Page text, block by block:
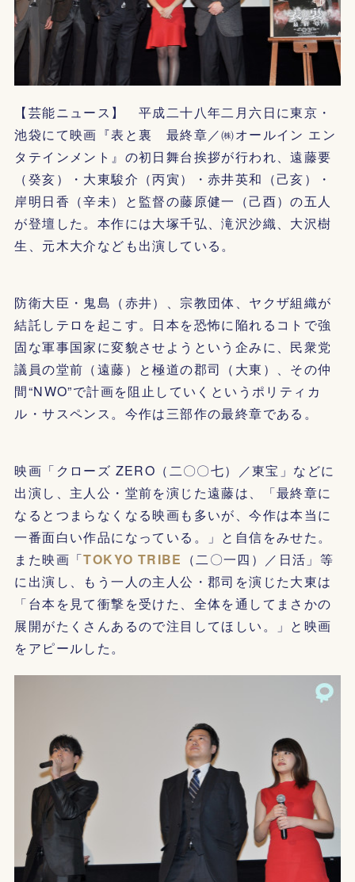
【芸能ニュース】 平成二十八年二月六日に東京・
池袋にて映画『表と裏 最終章／㈱オールイン エン
タテインメント』の初日舞台挨拶が行われ、遠藤要
（癸亥）・大東駿介（丙寅）・赤井英和（己亥）・
岸明日香（辛未）と監督の藤原健一（己酉）の五人
が登壇した。本作には大塚千弘、滝沢沙織、大沢樹
生、元木大介なども出演している。
防衛大臣・鬼島（赤井）、宗教団体、ヤクザ組織が
結託しテロを起こす。日本を恐怖に陥れるコトで強
固な軍事国家に変貌させようという企みに、民衆党
議員の堂前（遠藤）と極道の郡司（大東）、その仲
間“NWO”で計画を阻止していくというポリティカ
ル・サスペンス。今作は三部作の最終章である。
映画「クローズ ZERO（二〇〇七）／東宝」などに
出演し、主人公・堂前を演じた遠藤は、「最終章に
なるとつまらなくなる映画も多いが、今作は本当に
一番面白い作品になっている。」と自信をみせた。
また映画「TOKYO TRIBE （二〇一四）／日活」等
に出演し、もう一人の主人公・郡司を演じた大東は
「台本を見て衝撃を受けた、全体を通してまさかの
展開がたくさんあるので注目してほしい。」と映画
をアピールした。